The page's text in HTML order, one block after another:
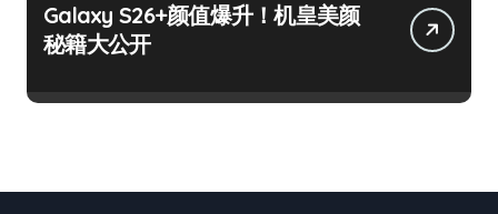
Galaxy S26+颜值爆升！机皇美颜
秘籍大公开